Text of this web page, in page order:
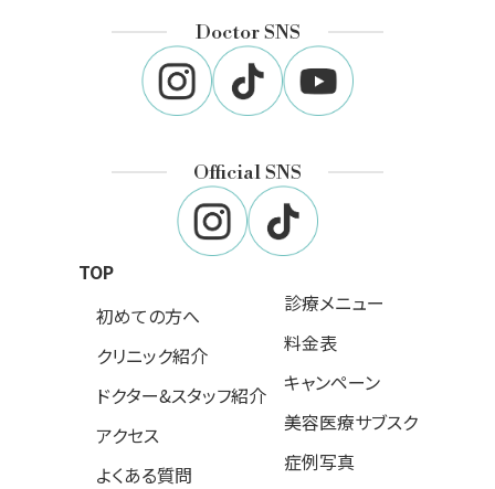
Doctor SNS
Official SNS
TOP
初めての方へ
クリニック紹介
ドクター&スタッフ紹介
アクセス
よくある質問
診療メニュー
料金表
キャンペーン
美容医療サブスク
症例写真